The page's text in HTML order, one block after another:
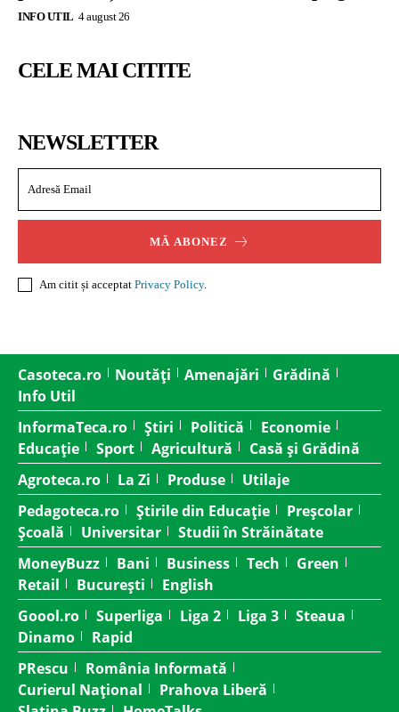
INFO UTIL 4 august 26
CELE MAI CITITE
NEWSLETTER
MĂ ABONEZ
Am citit și acceptat Privacy Policy.
Casoteca.ro Noutăți Amenajări
Grădină
Info Util
InformaTeca.ro
Știri Politică
Economie
Educație
Sport Agricultură
Casă și Grădină
Agroteca.ro
La Zi Produse
Utilaje
Pedagoteca.ro
Știrile din Educație
Preșcolar
Școală
Universitar
Studii în Străinătate
MoneyBuzz
Bani Business Tech
Green
Retail
București
English
Goool.ro
Superliga Liga 2 Liga 3
Steaua
Dinamo
Rapid
PRescu
România Informată
Curierul Național
Prahova Liberă